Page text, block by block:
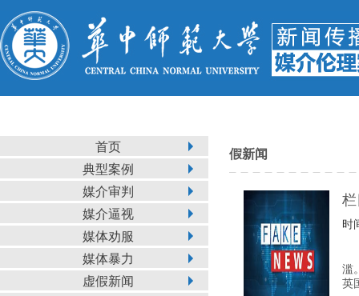
首页
典型案例
媒介审判
媒介逼视
媒体劝服
媒体暴力
虚假新闻
假新闻
时
滥
英